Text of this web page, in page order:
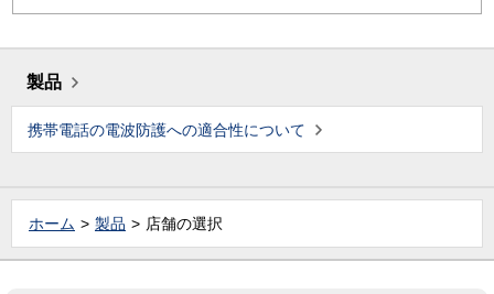
製品
携帯電話の電波防護への適合性について
ホーム 製品 店舗の選択